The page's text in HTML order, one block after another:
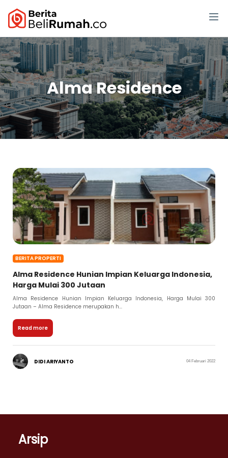
Alma Residence
BERITA PROPERTI
Alma Residence Hunian Impian Keluarga Indonesia,
Harga Mulai 300 Jutaan
Alma Residence Hunian Impian Keluarga Indonesia, Harga Mulai 300
Jutaan – Alma Residence merupakan h...
Read more
DIDI ARIYANTO 04 Februari 2022
Arsip